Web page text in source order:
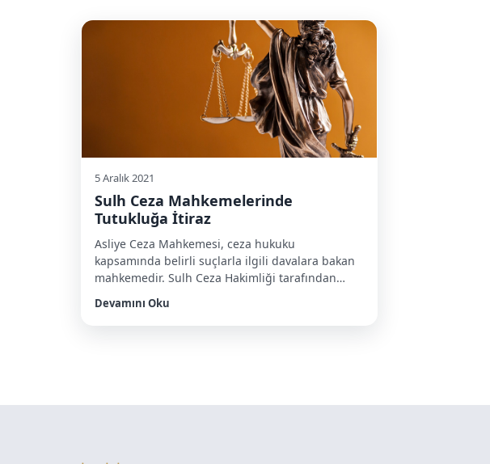
5 Aralık 2021
Sulh Ceza Mahkemelerinde
Tutukluğa İtiraz
Asliye Ceza Mahkemesi, ceza hukuku
kapsamında belirli suçlarla ilgili davalara bakan
mahkemedir. Sulh Ceza Hakimliği tarafından
verilen tutukluluk kararlarına yapılan itirazlar da
artık Asliye Ceza Mahkemesi tarafından
Devamını Oku